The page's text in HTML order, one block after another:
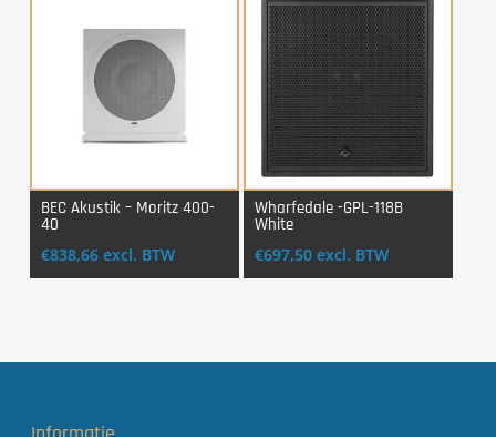
BEC Akustik – Moritz 400-
40
€838,66 excl. BTW
Login Voor Aankoop
Wharfedale -GPL-118B
White
€697,50 excl. BTW